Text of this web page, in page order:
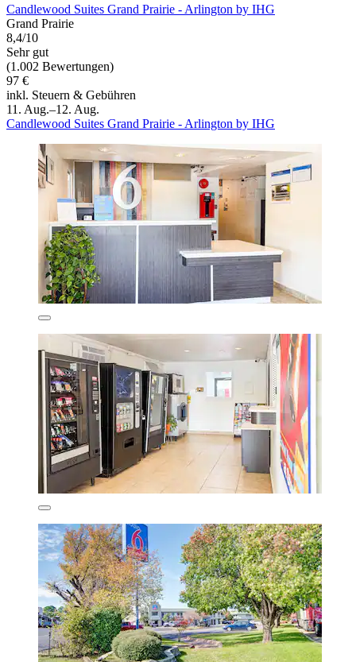
Candlewood Suites Grand Prairie - Arlington by IHG
Grand Prairie
8,4/10
Sehr gut
(1.002 Bewertungen)
97 €
inkl. Steuern & Gebühren
11. Aug.–12. Aug.
Candlewood Suites Grand Prairie - Arlington by IHG